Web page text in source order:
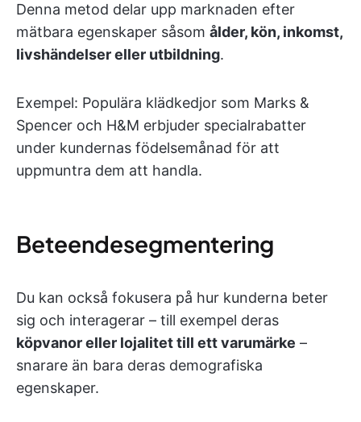
Denna metod delar upp marknaden efter
mätbara egenskaper såsom ålder, kön, inkomst,
livshändelser eller utbildning.
Exempel: Populära klädkedjor som Marks &
Spencer och H&M erbjuder specialrabatter
under kundernas födelsemånad för att
uppmuntra dem att handla.
Beteendesegmentering
Du kan också fokusera på hur kunderna beter
sig och interagerar – till exempel deras
köpvanor eller lojalitet till ett varumärke –
snarare än bara deras demografiska
egenskaper.